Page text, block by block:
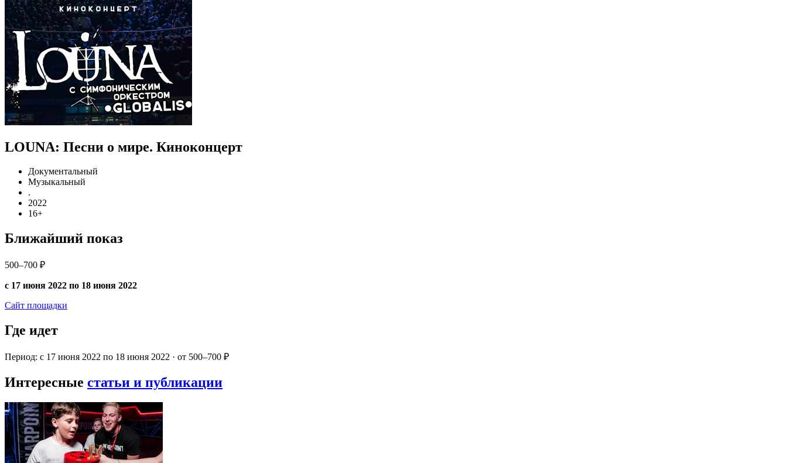
LOUNA: Песни о мире. Киноконцерт
Документальный
Музыкальный
.
2022
16+
Ближайший показ
500–700 ₽
с 17 июня 2022 по 18 июня 2022
Сайт площадки
Где идет
Период: с 17 июня 2022 по 18 июня 2022 · от 500–700 ₽
Интересные статьи и публикации